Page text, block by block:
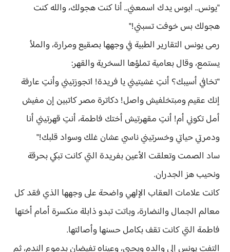
"يونس.. ابوس يدك اسمعني.. أنا كنت هجولك، والله كنت
هجولك بس خوفت تسبني!"
رمى يونس التقارير الطبية في وجهها بصقيع ومرارة، والملأ
يستمع، وقال بعامية تملؤها السخرية والقهر:
"تخافي أسيبك؟ أنتِ غشيتيني يا فريدة! اتجوزتيني وأنتِ عارفة
إنك عقيم ومبتخلفيش واصل! دكاترة مصر كاتبين إن مفيش
أمل تكوني أم! أنتِ مقهرتيش أختك فاطمة، أنتِ قهرتيني أنا
ودمرتي حياتي وخسرتيني ناسي عشان غلك وسواد قلبك!"
ساد الصمت وتعلقت الأعين بفريدة التي كانت تبكي بحرقة
ونحيب هز الجدران.
كانت علامات العقاب الإلهي واضحة على وجهها الذي فقد كل
معالم الجمال والنضارة، وباتت تبدو ذابلة منكسرة أمام أختها
فاطمة التي كانت تقف بكامل حسنها وأصالتها.
التفت يونس إلى والده ويحيى، وعيناه تفيضان بدموع الندم، ثم